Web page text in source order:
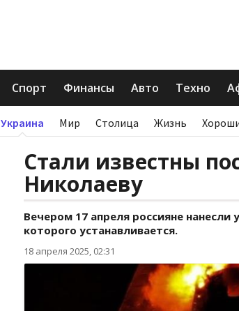
Спорт Финансы Авто Техно
Украина Мир Столица Жизнь
Стали известны
Николаеву
Вечером 17 апреля россияне
которого устанавливается.
18 апреля 2025, 02:31